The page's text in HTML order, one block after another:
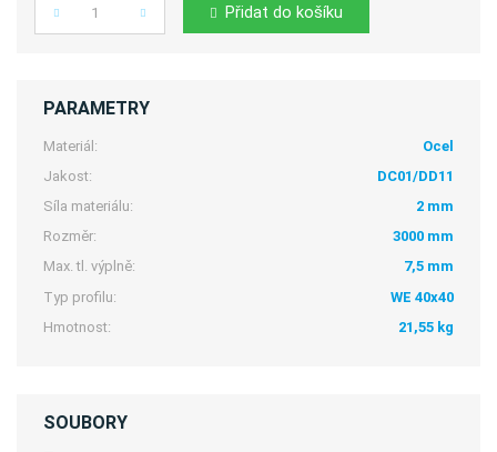
Počet Přidat do košíku
PARAMETRY
Materiál:
Ocel
Jakost:
DC01/DD11
Síla materiálu:
2 mm
Rozměr:
3000 mm
Max. tl. výplně:
7,5 mm
Typ profilu:
WE 40x40
Hmotnost:
21,55 kg
SOUBORY